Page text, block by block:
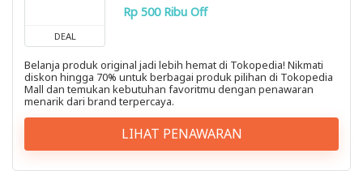
DEAL
Rp 500 Ribu Off
Belanja produk original jadi lebih hemat di Tokopedia! Nikmati
diskon hingga 70% untuk berbagai produk pilihan di Tokopedia
Mall dan temukan kebutuhan favoritmu dengan penawaran
menarik dari brand terpercaya.
LIHAT PENAWARAN